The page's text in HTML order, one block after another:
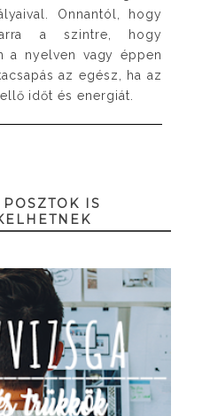
Onnantól, hogy
a szintre, hogy
a nyelven vagy éppen
az egész, ha az
időt és energiát.
IS